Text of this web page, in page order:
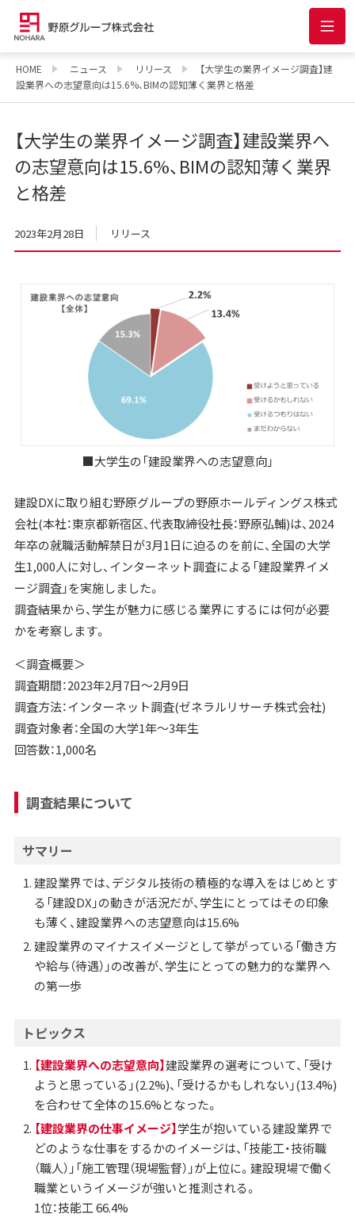
HOME ニュース リリース
【大学生の業界イメージ調査】建
設業界への志望意向は15.6%、BIMの認知薄く業界と格差
【大学生の業界イメージ調査】建設業界へ
の志望意向は15.6%、BIMの認知薄く業界
と格差
2023年2月28日 リリース
■大学生の「建設業界への志望意向」
建設DXに取り組む野原グループの野原ホールディングス株式
会社(本社：東京都新宿区、代表取締役社長：野原弘輔)は、2024
年卒の就職活動解禁日が3月1日に迫るのを前に、全国の大学
生1,000人に対し、インターネット調査による「建設業界イメ
ージ調査」を実施しました。
調査結果から、学生が魅力に感じる業界にするには何が必要
かを考察します。
＜調査概要＞
調査期間：2023年2月7日～2月9日
調査方法：インターネット調査(ゼネラルリサーチ株式会社)
調査対象者：全国の大学1年～3年生
回答数：1,000名
調査結果について
サマリー
建設業界では、デジタル技術の積極的な導入をはじめとす
る「建設DX」の動きが活況だが、学生にとってはその印象
も薄く、建設業界への志望意向は15.6%
建設業界のマイナスイメージとして挙がっている「働き方
や給与（待遇）」の改善が、学生にとっての魅力的な業界へ
の第一歩
トピックス
【建設業界への志望意向】建設業界の選考について、「受け
ようと思っている」(2.2%)、「受けるかもしれない」(13.4%)
を合わせて全体の15.6%となった。
【建設業界の仕事イメージ】学生が抱いている建設業界で
どのような仕事をするかのイメージは、「技能工・技術職
（職人）」「施工管理（現場監督）」が上位に。建設現場で働く
職業というイメージが強いと推測される。
1位：技能工 66.4%